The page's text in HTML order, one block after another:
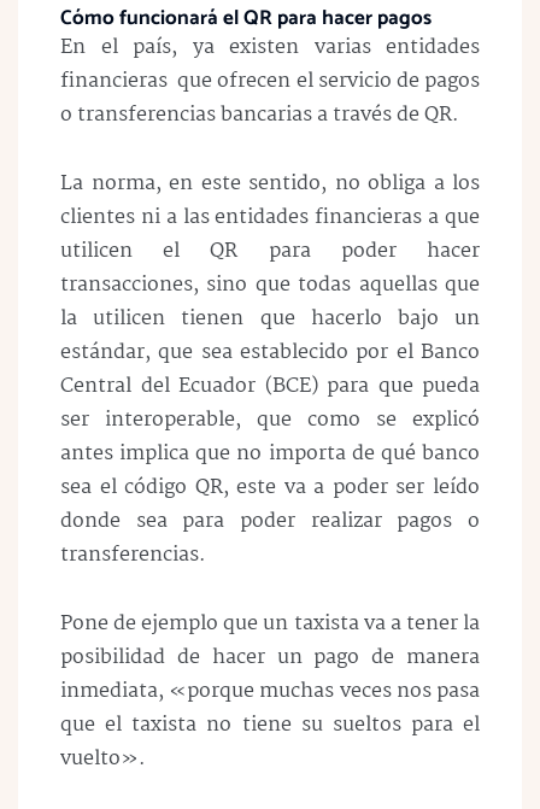
Cómo funcionará el QR para hacer pagos
En el país, ya existen varias entidades
financieras que ofrecen el servicio de pagos
o transferencias bancarias a través de QR.
La norma, en este sentido, no obliga a los
clientes ni a las entidades financieras a que
utilicen el QR para poder hacer
transacciones, sino que todas aquellas que
la utilicen tienen que hacerlo bajo un
estándar, que sea establecido por el Banco
Central del Ecuador (BCE) para que pueda
ser interoperable, que como se explicó
antes implica que no importa de qué banco
sea el código QR, este va a poder ser leído
donde sea para poder realizar pagos o
transferencias.
Pone de ejemplo que un taxista va a tener la
posibilidad de hacer un pago de manera
inmediata, «porque muchas veces nos pasa
que el taxista no tiene su sueltos para el
vuelto».